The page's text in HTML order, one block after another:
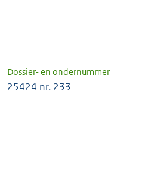
Dossier- en ondernummer
25424 nr. 233